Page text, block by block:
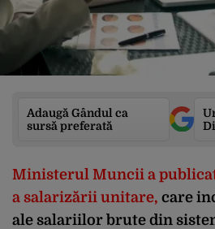
Adaugă Gândul ca
sursă preferată
Ministerul Muncii a
a salarizării unitare, care
ale salariilor brute din